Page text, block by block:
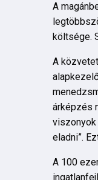
A
költsége.
A
árképzés
viszonyok
eladni”.
A 100